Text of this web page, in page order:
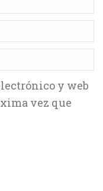
y web
vez que